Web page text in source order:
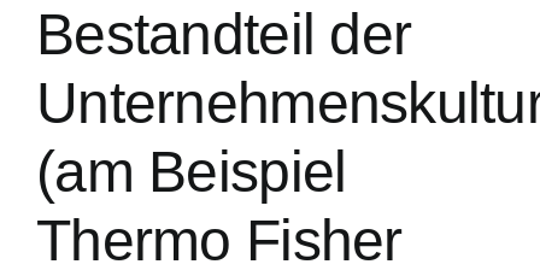
Bestandteil der
(am Beispiel
Thermo Fisher